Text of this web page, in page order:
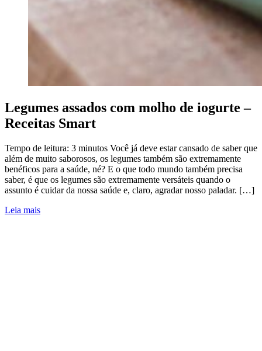
Legumes assados com molho de iogurte –
Receitas Smart
Tempo de leitura: 3 minutos Você já deve estar cansado de saber que
além de muito saborosos, os legumes também são extremamente
benéficos para a saúde, né? E o que todo mundo também precisa
saber, é que os legumes são extremamente versáteis quando o
assunto é cuidar da nossa saúde e, claro, agradar nosso paladar. […]
Leia mais